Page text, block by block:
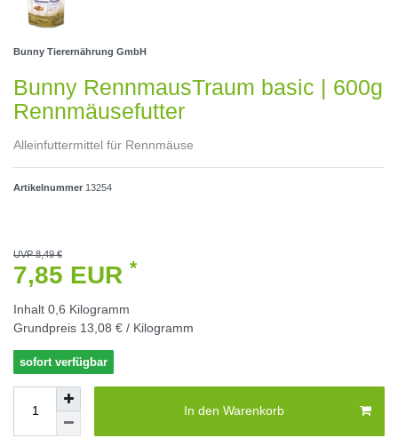
Bunny Tierernährung GmbH
Bunny RennmausTraum basic | 600g
Rennmäusefutter
Alleinfuttermittel für Rennmäuse
Artikelnummer 13254
UVP 8,49 €
7,85 EUR *
Inhalt 0,6 Kilogramm
Grundpreis 13,08 € / Kilogramm
sofort verfügbar
In den Warenkorb